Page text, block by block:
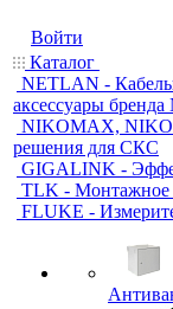
Войти
Каталог
NETLAN -
аксессуары бренда
NIKOMAX,
решения для СКС
GIGALINK -
TLK - Монтажное
FLUKE -